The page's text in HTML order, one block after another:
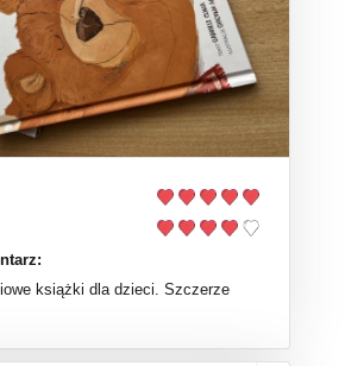
książki dla dzieci. Szczerze